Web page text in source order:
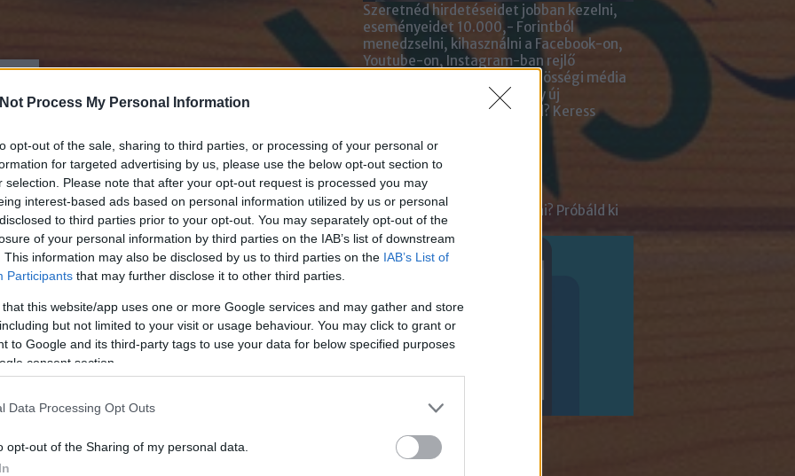
Process My Personal Information
opt-out of the sale, sharing to third parties, or processing of your personal or
for targeted advertising by us, please use the below opt-out section to
selection. Please note that after your opt-out request is processed you may
interest-based ads based on personal information utilized by us or personal
to third parties prior to your opt-out. You may separately opt-out of the
of your personal information by third parties on the IAB’s list of downstream
This information may also be disclosed by us to third parties on the IAB’s List of
Participants that may further disclose it to other third parties.
that this website/app uses one or more Google services and may gather and store
but not limited to your visit or usage behaviour. You may click to grant or
to Google and its third-party tags to use your data for below specified purposes
consent section.
Data Processing Opt Outs
opt-out of the Sharing of my personal data.
Szeretnéd hirdetéseidet jobban kezelni,
eseményeidet 10.000,- Forintból
menedzselni, kihasználni a Facebook-on,
Youtube-on, Instagram-ban rejlő
lehetőségeket? Kiadnád közösségi média
oldalai kezelését? Netán egy új
alkalmazásra van szükséged? Keress
Chatbot
Szeretnél velünk beszélgetni? Próbáld ki
Messenger Chatbotunkat!
Facebook oldaldoboz